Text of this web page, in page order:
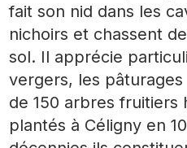
fait son nid dans les
nichoirs et chassent
sol. Il apprécie
vergers, les
de 150 arbres fruitiers
plantés à Céligny en